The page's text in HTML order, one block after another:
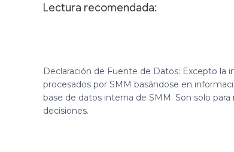
Lectura recomendada:
Declaración de Fuente de Datos: Excepto la
procesados por SMM basándose en
base de datos interna de SMM. Son solo
decisiones.